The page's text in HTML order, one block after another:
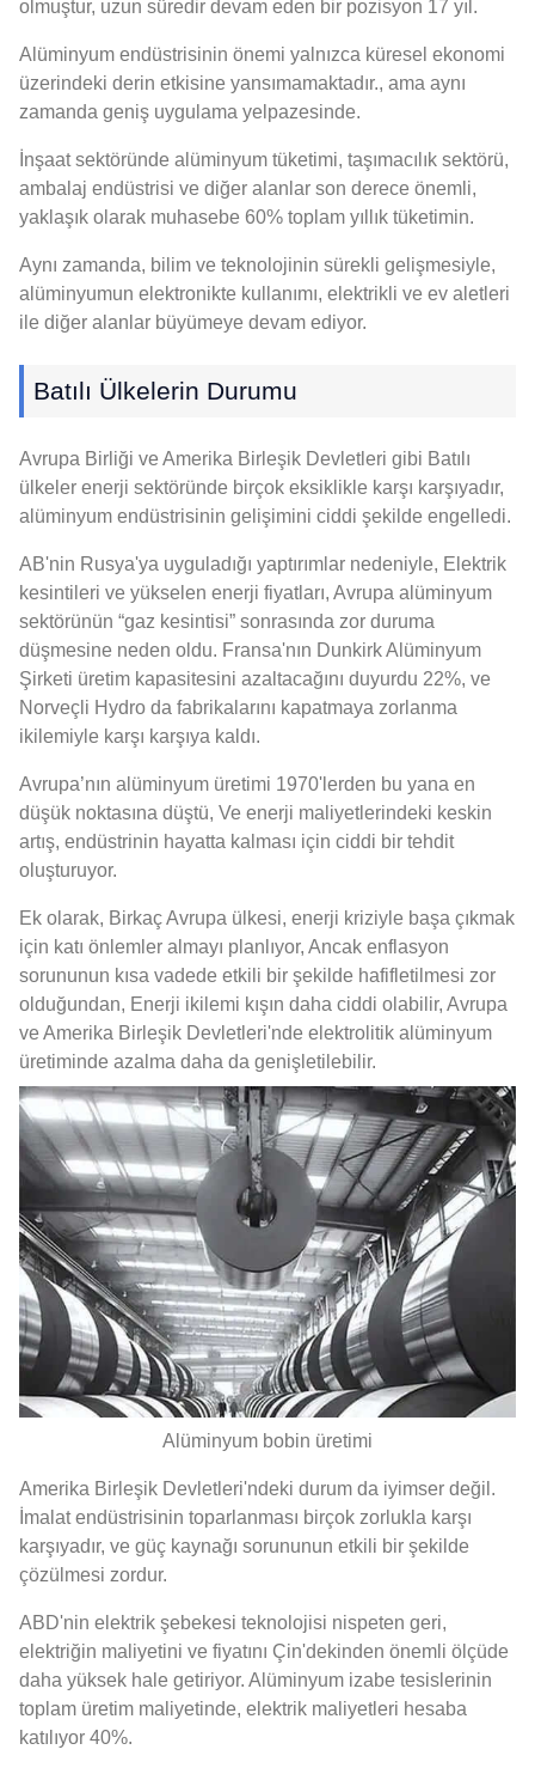
olmuştur, uzun süredir devam eden bir pozisyon 17 yıl.
Alüminyum endüstrisinin önemi yalnızca küresel ekonomi
üzerindeki derin etkisine yansımamaktadır., ama aynı
zamanda geniş uygulama yelpazesinde.
İnşaat sektöründe alüminyum tüketimi, taşımacılık sektörü,
ambalaj endüstrisi ve diğer alanlar son derece önemli,
yaklaşık olarak muhasebe 60% toplam yıllık tüketimin.
Aynı zamanda, bilim ve teknolojinin sürekli gelişmesiyle,
alüminyumun elektronikte kullanımı, elektrikli ve ev aletleri
ile diğer alanlar büyümeye devam ediyor.
Batılı Ülkelerin Durumu
Avrupa Birliği ve Amerika Birleşik Devletleri gibi Batılı
ülkeler enerji sektöründe birçok eksiklikle karşı karşıyadır,
alüminyum endüstrisinin gelişimini ciddi şekilde engelledi.
AB'nin Rusya'ya uyguladığı yaptırımlar nedeniyle, Elektrik
kesintileri ve yükselen enerji fiyatları, Avrupa alüminyum
sektörünün “gaz kesintisi” sonrasında zor duruma
düşmesine neden oldu. Fransa'nın Dunkirk Alüminyum
Şirketi üretim kapasitesini azaltacağını duyurdu 22%, ve
Norveçli Hydro da fabrikalarını kapatmaya zorlanma
ikilemiyle karşı karşıya kaldı.
Avrupa’nın alüminyum üretimi 1970'lerden bu yana en
düşük noktasına düştü, Ve enerji maliyetlerindeki keskin
artış, endüstrinin hayatta kalması için ciddi bir tehdit
oluşturuyor.
Ek olarak, Birkaç Avrupa ülkesi, enerji kriziyle başa çıkmak
için katı önlemler almayı planlıyor, Ancak enflasyon
sorununun kısa vadede etkili bir şekilde hafifletilmesi zor
olduğundan, Enerji ikilemi kışın daha ciddi olabilir, Avrupa
ve Amerika Birleşik Devletleri'nde elektrolitik alüminyum
üretiminde azalma daha da genişletilebilir.
Alüminyum bobin üretimi
Amerika Birleşik Devletleri'ndeki durum da iyimser değil.
İmalat endüstrisinin toparlanması birçok zorlukla karşı
karşıyadır, ve güç kaynağı sorununun etkili bir şekilde
çözülmesi zordur.
ABD'nin elektrik şebekesi teknolojisi nispeten geri,
elektriğin maliyetini ve fiyatını Çin'dekinden önemli ölçüde
daha yüksek hale getiriyor. Alüminyum izabe tesislerinin
toplam üretim maliyetinde, elektrik maliyetleri hesaba
katılıyor 40%.